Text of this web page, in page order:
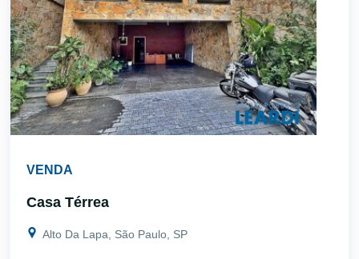
VENDA
Casa Térrea
Alto Da Lapa, São Paulo, SP